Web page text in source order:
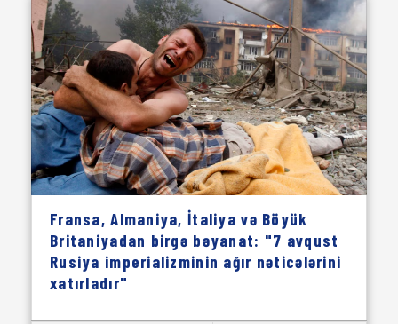
Fransa, Almaniya, İtaliya və Böyük
Britaniyadan birgə bəyanat: "7 avqust
Rusiya imperializminin ağır nəticələrini
xatırladır"